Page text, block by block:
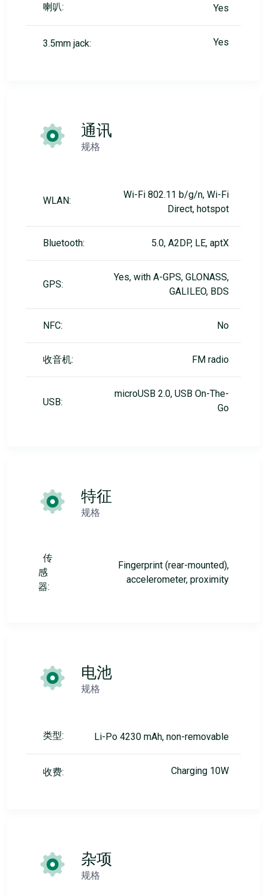
喇叭: Yes
3.5mm jack: Yes
通讯
规格
WLAN:
Wi-Fi 802.11 b/g/n, Wi-Fi
Direct, hotspot
Bluetooth: 5.0, A2DP, LE, aptX
GPS:
Yes, with A-GPS, GLONASS,
GALILEO, BDS
NFC: No
收音机: FM radio
USB:
microUSB 2.0, USB On-The-
Go
特征
规格
传
感
器:
Fingerprint (rear-mounted),
accelerometer, proximity
电池
规格
类型: Li-Po 4230 mAh, non-removable
收费: Charging 10W
杂项
规格